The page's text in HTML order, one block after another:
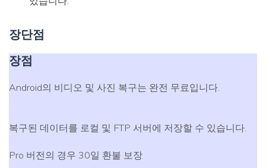
장단점
장점
Android의 비디오 및 사진 복구는 완전 무료입니다.
복구된 데이터를 로컬 및 FTP 서버에 저장할 수 있습니다.
Pro 버전의 경우 30일 환불 보장